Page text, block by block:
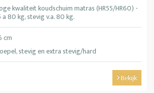
kwaliteit koudschuim matras (HR55/HR60) -
80 kg, stevig v.a. 80 kg.
cm
stevig en extra stevig/hard
Bekijk